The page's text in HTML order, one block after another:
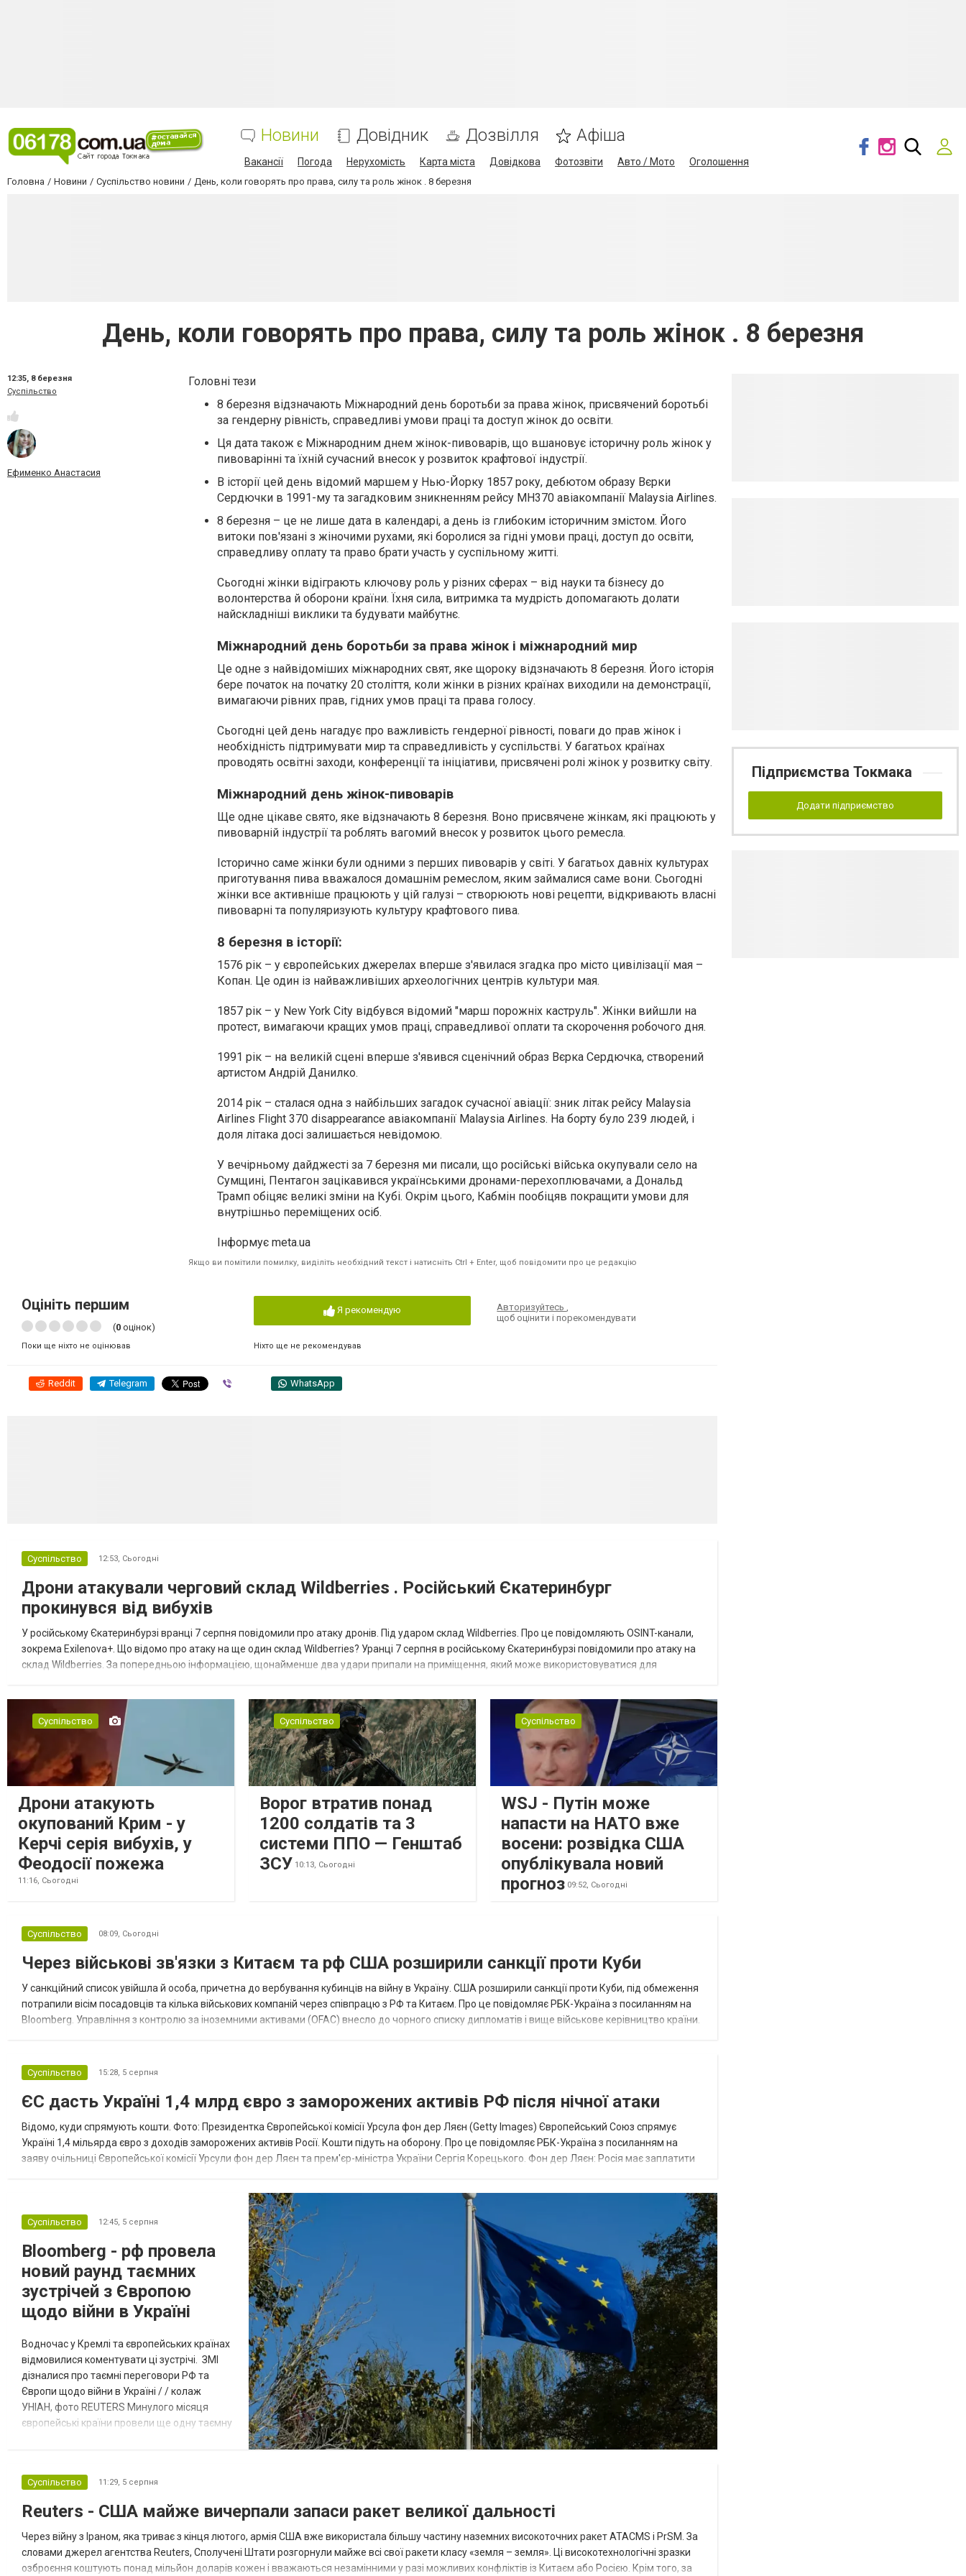
Новини Довідник Дозвілля Афіша
Вакансії Погода Нерухомість Карта міста Довідкова Фотозвіти Авто / Мото Оголошення
Головна Новини Суспільство новини День, коли говорять про права, силу та роль жінок . 8 березня
День, коли говорять про права, силу та роль жінок . 8 березня
12:35, 8 березня
Суспільство
Ефименко Анастасия
Головні тези
8 березня відзначають Міжнародний день боротьби за права жінок, присвячений боротьбі
за гендерну рівність, справедливі умови праці та доступ жінок до освіти.
Ця дата також є Міжнародним днем жінок-пивоварів, що вшановує історичну роль жінок у
пивоварінні та їхній сучасний внесок у розвиток крафтової індустрії.
В історії цей день відомий маршем у Нью-Йорку 1857 року, дебютом образу Вєрки
Сердючки в 1991-му та загадковим зникненням рейсу MH370 авіакомпанії Malaysia Airlines.
8 березня – це не лише дата в календарі, а день із глибоким історичним змістом. Його
витоки пов'язані з жіночими рухами, які боролися за гідні умови праці, доступ до освіти,
справедливу оплату та право брати участь у суспільному житті.
Сьогодні жінки відіграють ключову роль у різних сферах – від науки та бізнесу до
волонтерства й оборони країни. Їхня сила, витримка та мудрість допомагають долати
найскладніші виклики та будувати майбутнє.
Міжнародний день боротьби за права жінок і міжнародний мир
Це одне з найвідоміших міжнародних свят, яке щороку відзначають 8 березня. Його історія
бере початок на початку 20 століття, коли жінки в різних країнах виходили на демонстрації,
вимагаючи рівних прав, гідних умов праці та права голосу.
Сьогодні цей день нагадує про важливість гендерної рівності, поваги до прав жінок і
необхідність підтримувати мир та справедливість у суспільстві. У багатьох країнах
проводять освітні заходи, конференції та ініціативи, присвячені ролі жінок у розвитку світу.
Міжнародний день жінок-пивоварів
Ще одне цікаве свято, яке відзначають 8 березня. Воно присвячене жінкам, які працюють у
пивоварній індустрії та роблять вагомий внесок у розвиток цього ремесла.
Історично саме жінки були одними з перших пивоварів у світі. У багатьох давніх культурах
приготування пива вважалося домашнім ремеслом, яким займалися саме вони. Сьогодні
жінки все активніше працюють у цій галузі – створюють нові рецепти, відкривають власні
пивоварні та популяризують культуру крафтового пива.
8 березня в історії:
1576 рік – у європейських джерелах вперше з'явилася згадка про місто цивілізації мая –
Копан. Це один із найважливіших археологічних центрів культури мая.
1857 рік – у New York City відбувся відомий "марш порожніх каструль". Жінки вийшли на
протест, вимагаючи кращих умов праці, справедливої оплати та скорочення робочого дня.
1991 рік – на великій сцені вперше з'явився сценічний образ Вєрка Сердючка, створений
артистом Андрій Данилко.
2014 рік – сталася одна з найбільших загадок сучасної авіації: зник літак рейсу Malaysia
Airlines Flight 370 disappearance авіакомпанії Malaysia Airlines. На борту було 239 людей, і
доля літака досі залишається невідомою.
У вечірньому дайджесті за 7 березня ми писали, що російські війська окупували село на
Сумщині, Пентагон зацікавився українськими дронами-перехоплювачами, а Дональд
Трамп обіцяє великі зміни на Кубі. Окрім цього, Кабмін пообіцяв покращити умови для
внутрішньо переміщених осіб.
Інформує meta.ua
Якщо ви помітили помилку, виділіть необхідний текст і натисніть Ctrl + Enter, щоб повідомити про це редакцію
Оцініть першим
(0 оцінок)
Поки ще ніхто не оцінював
Я рекомендую
Ніхто ще не рекомендував
Авторизуйтесь,
щоб оцінити і порекомендувати
Reddit Telegram WhatsApp
Суспільство 12:53, Сьогодні
Дрони атакували черговий склад Wildberries . Російський Єкатеринбург
прокинувся від вибухів
У російському Єкатеринбурзі вранці 7 серпня повідомили про атаку дронів. Під ударом склад Wildberries. Про це повідомляють OSINT-канали,
зокрема Exilenova+. Що відомо про атаку на ще один склад Wildberries? Уранці 7 серпня в російському Єкатеринбурзі повідомили про атаку на
склад Wildberries. За попередньою інформацією, щонайменше два удари припали на приміщення, який може використовуватися для
Суспільство
Дрони атакують
окупований Крим - у
Керчі серія вибухів, у
Феодосії пожежа
11:16, Сьогодні
Суспільство
Ворог втратив понад
1200 солдатів та 3
системи ППО — Генштаб
ЗСУ 10:13, Сьогодні
Суспільство
WSJ - Путін може
напасти на НАТО вже
восени: розвідка США
опублікувала новий
прогноз 09:52, Сьогодні
Суспільство 08:09, Сьогодні
Через військові зв'язки з Китаєм та рф США розширили санкції проти Куби
У санкційний список увійшла й особа, причетна до вербування кубинців на війну в Україну. США розширили санкції проти Куби, під обмеження
потрапили вісім посадовців та кілька військових компаній через співпрацю з РФ та Китаєм. Про це повідомляє РБК-Україна з посиланням на
Bloomberg. Управління з контролю за іноземними активами (OFAC) внесло до чорного списку дипломатів і вище військове керівництво країни.
Суспільство 15:28, 5 серпня
ЄС дасть Україні 1,4 млрд євро з заморожених активів РФ після нічної атаки
Відомо, куди спрямують кошти. Фото: Президентка Європейської комісії Урсула фон дер Ляєн (Getty Images) Європейський Союз спрямує
Україні 1,4 мільярда євро з доходів заморожених активів Росії. Кошти підуть на оборону. Про це повідомляє РБК-Україна з посиланням на
заяву очільниці Європейської комісії Урсули фон дер Ляєн та прем'єр-міністра України Сергія Корецького. Фон дер Ляєн: Росія має заплатити
Суспільство 12:45, 5 серпня
Bloomberg - рф провела
новий раунд таємних
зустрічей з Європою
щодо війни в Україні
Водночас у Кремлі та європейських країнах
відмовилися коментувати ці зустрічі. ЗМІ
дізналися про таємні переговори РФ та
Європи щодо війни в Україні / / колаж
УНІАН, фото REUTERS Минулого місяця
європейські країни провели ще одну таємну
зі сторони Європи до цих переговорів
долучилися колишні високопосадовці
Великої Британії, Франції, Німеччини та Р...
Суспільство 11:29, 5 серпня
Reuters - США майже вичерпали запаси ракет великої дальності
Через війну з Іраном, яка триває з кінця лютого, армія США вже використала більшу частину наземних високоточних ракет ATACMS і PrSM. За
словами джерел агентства Reuters, Сполучені Штати розгорнули майже всі свої ракети класу «земля – земля». Ці високотехнологічні зразки
озброєння коштують понад мільйон доларів кожен і вважаються незамінними у разі можливих конфліктів із Китаєм або Росією. Крім того, за
Підприємства Токмака
Додати підприємство